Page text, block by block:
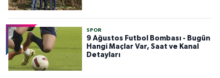
SPOR
9 Ağustos Futbol Bombası - Bugün
Hangi Maçlar Var, Saat ve Kanal
Detayları